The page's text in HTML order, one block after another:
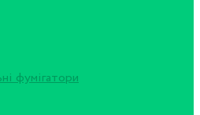
фумігатори